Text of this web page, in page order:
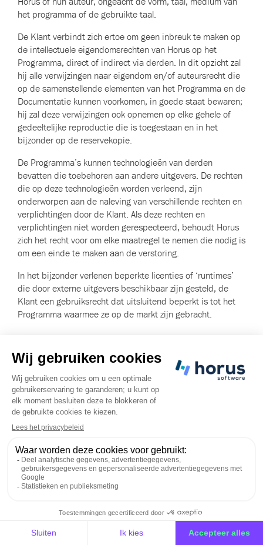
het programma of de gebruikte taal.
De Klant verbindt zich ertoe om geen inbreuk te maken op
de intellectuele eigendomsrechten van Horus op het
Programma, direct of indirect via derden. In dit opzicht zal
hij alle verwijzingen naar eigendom en/of auteursrecht die
op de samenstellende elementen van het Programma en de
Documentatie kunnen voorkomen, in goede staat bewaren;
hij zal deze verwijzingen ook opnemen op elke gehele of
gedeeltelijke reproductie die is toegestaan en in het
bijzonder op de reservekopie.
De Programma’s kunnen technologieën van derden
bevatten die toebehoren aan andere uitgevers. De rechten
die op deze technologieën worden verleend, zijn
onderworpen aan de naleving van verschillende rechten en
verplichtingen door de Klant. Als deze rechten en
verplichtingen niet worden gerespecteerd, behoudt Horus
zich het recht voor om elke maatregel te nemen die nodig is
om een einde te maken aan de verstoring.
In het bijzonder verlenen beperkte licenties of ‘runtimes’
die door externe uitgevers beschikbaar zijn gesteld, de
Klant een gebruiksrecht dat uitsluitend beperkt is tot het
Programma waarmee ze op de markt zijn gebracht.
In het geval van vorderingen van derden met betrekking tot
de schending door de Programma’s van een intellectueel
eigendomsrecht in België, verbindt de Klant zich ertoe om
alle vorderingen in dit verband rechtstreeks bij Horus in te
dienen. De Klant wordt uitdrukkelijk geïnformeerd en hij
aanvaardt dat Horus, naar eigen goeddunken en op eigen
vervangen of wijzigen, of voor de Klant een gebruiksrecht
kan verkrijgen, mits de Klant aan de volgende voorwaarden
heeft voldaan:
De Klant heeft al zijn verplichtingen uit hoofde van dit
Contract aanvaard en uitgevoerd,